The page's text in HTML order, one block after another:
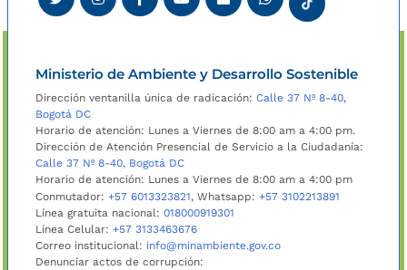
Ministerio de Ambiente y Desarrollo Sostenible
Dirección ventanilla única de radicación: Calle 37 Nº 8-40,
Bogotá DC
Horario de atención: Lunes a Viernes de 8:00 am a 4:00 pm.
Dirección de Atención Presencial de Servicio a la Ciudadanía:
Calle 37 Nº 8-40, Bogotá DC
Horario de atención: Lunes a Viernes de 8:00 am a 4:00 pm
Conmutador: +57 6013323821, Whatsapp: +57 3102213891
Línea gratuita nacional: 018000919301
Línea Celular: +57 3133463676
Correo institucional: info@minambiente.gov.co
Denunciar actos de corrupción: